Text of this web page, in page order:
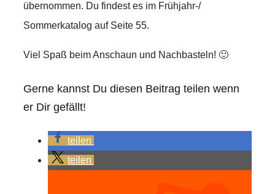
übernommen. Du findest es im Frühjahr-/
Sommerkatalog auf Seite 55.
Viel Spaß beim Anschaun und Nachbasteln! 🙂
Gerne kannst Du diesen Beitrag teilen wenn
er Dir gefällt!
teilen
teilen